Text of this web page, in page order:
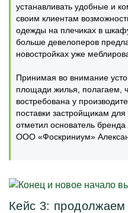
устанавливать удобные и
своим клиентам
одежды на плечиках в
больше девелоперов
новостройках уже
Принимая во внимание
площади жилья, полагаем,
востребована у
поставки застройщикам
отметил основатель
ООО «Фоскриниум»
Кейс 3: продолжаем